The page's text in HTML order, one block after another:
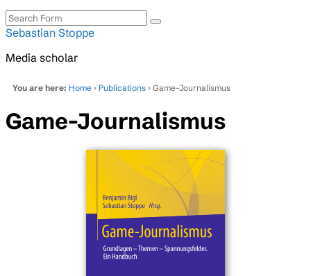
Search
Sebastian Stoppe
Media scholar
You are here: Home › Publications › Game-Journalismus
Game-Journalismus